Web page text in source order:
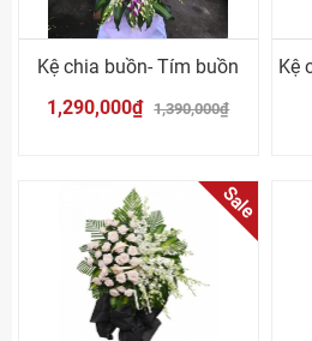
Kệ chia buồn- Tím buồn
1,290,000₫ 1,390,000₫
Sale